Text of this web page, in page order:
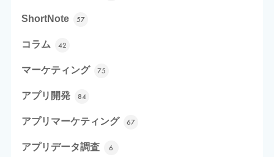
ShortNote 57
コラム 42
マーケティング 75
アプリ開発 84
アプリマーケティング 67
アプリデータ調査 6